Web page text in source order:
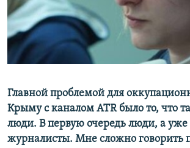
ПОБЕДИТЕЛЕЙ НЕ СУДЯТ?
КРЫМ.НЕПОКОРЕННЫЙ
ELIFBE
ПРИСОЕДИНЯЙТЕСЬ!
Все сайты RFE/RL
Главной проблемой для
Крыму с каналом ‪ATR‬ было то, что
люди. В первую очередь люди, а уже
журналисты. Мне сложно говорить